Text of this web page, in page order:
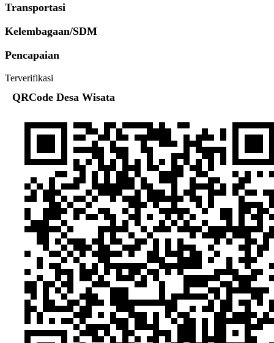
Transportasi
Kelembagaan/SDM
Pencapaian
Terverifikasi
QRCode Desa Wisata